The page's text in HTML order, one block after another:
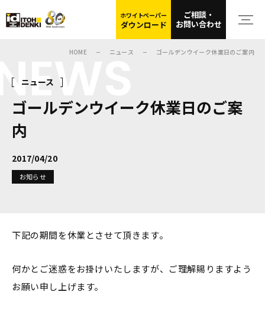
ホワイトペーパー
ダウンロード
ご相談・
お問い合わせ
HOME ニュース ゴールデンウイーク休業日のご案内
ニュース
ゴールデンウイーク休業日のご案
内
2017/04/20
お知らせ
下記の期間を休業とさせて頂きます。
何かとご迷惑をお掛けいたしますが、ご理解賜りますよう
お願い申し上げます。